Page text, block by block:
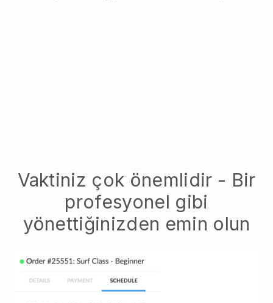
Vaktiniz çok önemlidir - Bir
profesyonel gibi
yönettiğinizden emin olun